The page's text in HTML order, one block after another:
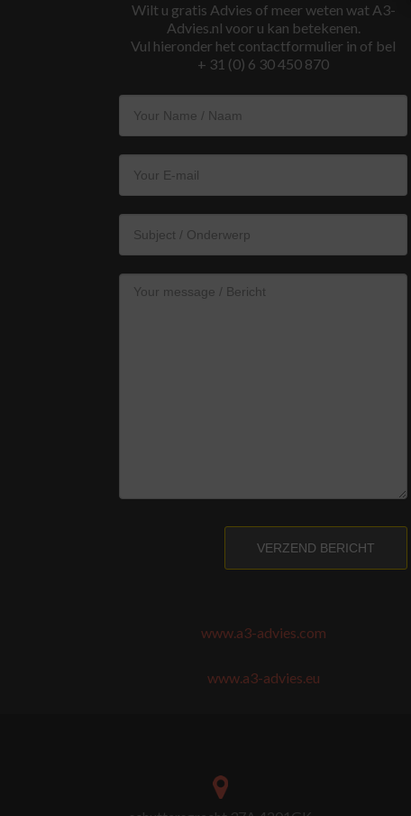
Wilt u gratis Advies of meer weten wat A3-
Advies.nl voor u kan betekenen.
Vul hieronder het contactformulier in of bel
+ 31 (0) 6 30 450 870
VERZEND BERICHT
www.a3-advies.com
www.a3-advies.eu